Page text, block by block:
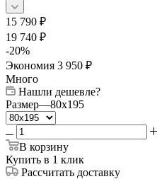
15 790 ₽
19 740 ₽
-20%
Экономия 3 950 ₽
Много
Нашли дешевле?
Размер—80x195
В корзину
Купить в 1 клик
Рассчитать доставку